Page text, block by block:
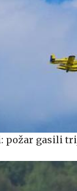
požar gasili